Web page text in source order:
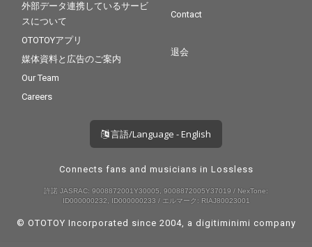
外部データ連携しているサービ
スについて
OTOTOYアプリ
媒体資料と広告のご案内
Our Team
Careers
Contact
退会
言語/Language - English
Connects fans and musicians in Lossless
許諾 JASRAC: 9008872001Y30005, 9008872005Y37019 / NexTone:
ID000000232, ID000000233 / エルマーク: RIAJ80023001
© OTOTOY Incorporated since 2004, a digitiminimi company